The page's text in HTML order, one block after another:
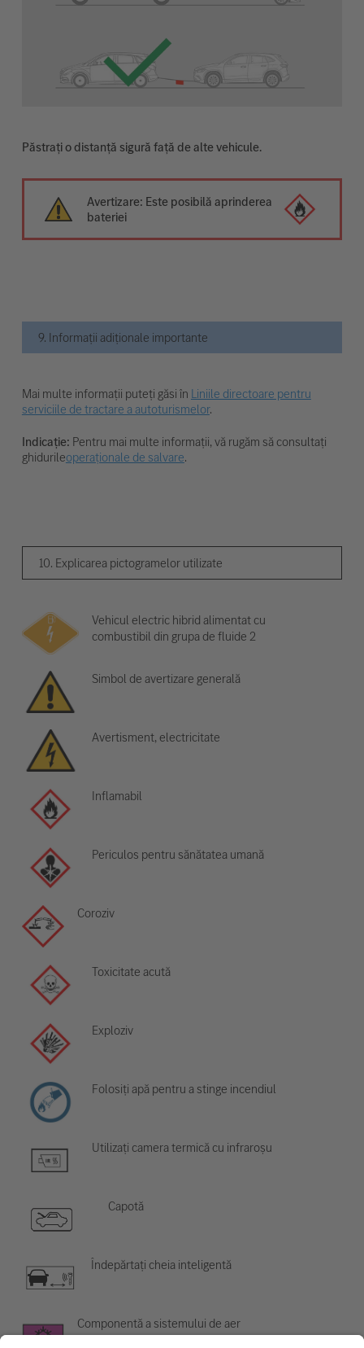
Păstrați o distanță sigură față de alte vehicule.
Avertizare: Este posibilă aprinderea
bateriei
9. Informații adiționale importante
Mai multe informații puteți găsi în Liniile directoare pentru
serviciile de tractare a autoturismelor.
Indicație: Pentru mai multe informații, vă rugăm să consultați
ghidurileoperaționale de salvare.
10. Explicarea pictogramelor utilizate
Vehicul electric hibrid alimentat cu
combustibil din grupa de fluide 2
Simbol de avertizare generală
Avertisment, electricitate
Inflamabil
Periculos pentru sănătatea umană
Coroziv
Toxicitate acută
Exploziv
Folosiți apă pentru a stinge incendiul
Utilizați camera termică cu infraroșu
Capotă
Îndepărtați cheia inteligentă
Componentă a sistemului de aer
condiționat